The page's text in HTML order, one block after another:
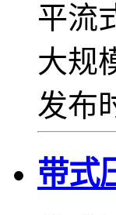
平流
大规
发布
带式